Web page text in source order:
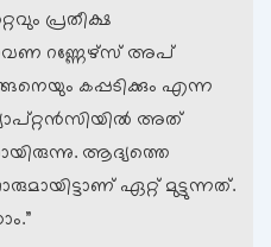
പ്രതീക്ഷ
റണ്ണേഴ്സ് അപ്
കപ്പടിക്കും എന്ന
അത്
ആദ്യത്തെ
ഏറ്റ് മുട്ടുന്നത്.